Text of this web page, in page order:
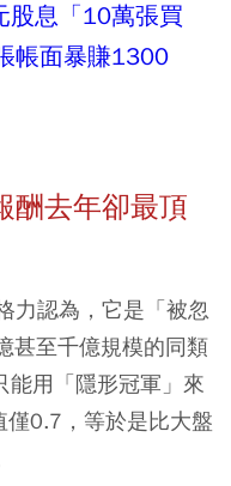
股息「10萬張買
帳面暴賺1300
酬去年卻最頂
力認為，它是「被忽
甚至千億規模的同類
能用「隱形冠軍」來
0.7，等於是比大盤